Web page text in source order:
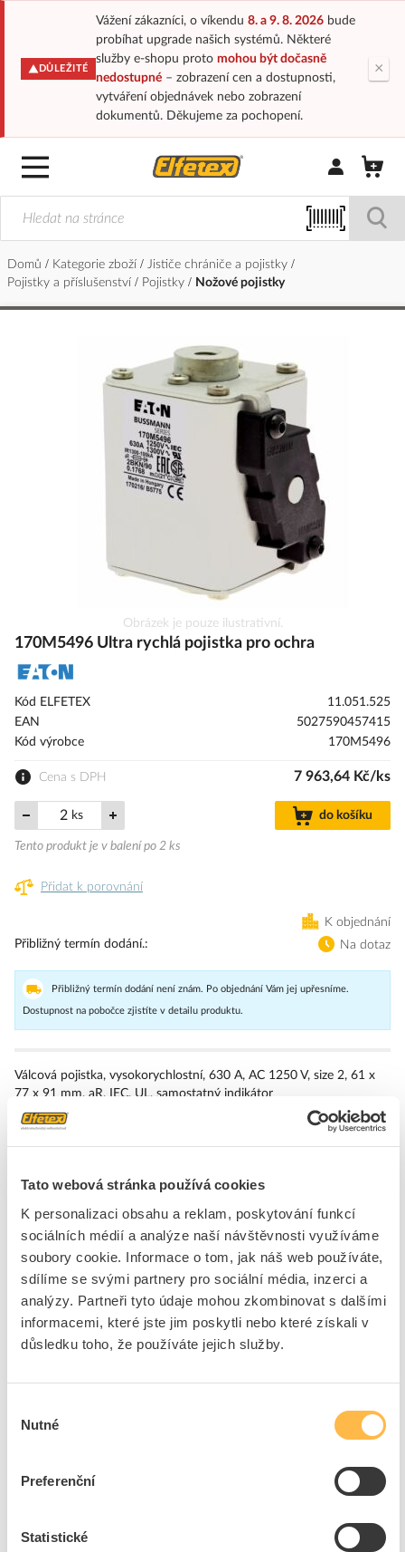
Tato webová stránka používá cookies
K personalizaci obsahu a reklam, poskytování funkcí
sociálních médií a analýze naší návštěvnosti využíváme
soubory cookie. Informace o tom, jak náš web používáte,
sdílíme se svými partnery pro sociální média, inzerci a
analýzy. Partneři tyto údaje mohou zkombinovat s dalšími
informacemi, které jste jim poskytli nebo které získali v
důsledku toho, že používáte jejich služby.
souhlasu
Nutné
Preferenční
Statistické
DŮLEŽITÉ
Vážení zákazníci, o víkendu 8. a 9. 8. 2026bude
probíhat upgrade našich systémů. Některé
služby e-shopu proto mohou být dočasně
nedostupné– zobrazení cen a dostupnosti,
vytváření objednávek nebo zobrazení
dokumentů. Děkujeme za pochopení.
×
Přihlásit/
Domů Kategorie zboží
Jističe chrániče a pojistky
Pojistky a příslušenství
Pojistky Nožové pojistky
na
galerie
s
Obrázek je pouze ilustrativní.
170M5496 Ultra rychlá pojistka pro ochra
Kód ELFETEX
11.051.525
EAN
5027590457415
Kód výrobce
170M5496
Cena s DPH 7 963,64 Kč/ks
ks do košíku
Tento produkt je v balení po 2 ks
Přidat k porovnání
K objednání
Přibližný termín dodání.
Na dotaz
Přibližný termín dodání není znám. Po objednání Vám jej upřesníme.
Dostupnost na pobočce zjistíte v detailu produktu.
Válcová pojistka, vysokorychlostní, 630 A, AC 1250 V, size 2, 61 x
77 x 91 mm, aR, IEC, UL, samostatný indikátor
HRC-zajištění
Druh proudu
AC
Jmenovitý proud
630 A
Barevné značení
Provozní třída
aR (částečná ochrana polovodičů)
Typ indikátoru stavu
pojistek
Ukazatel středu (polohový spínač)
Jmenovité napětí AC
1250 V
dimenzovaném proudu
60269
IEC 60269-4 zapuštěné koncové
Odstup připojení střed ke